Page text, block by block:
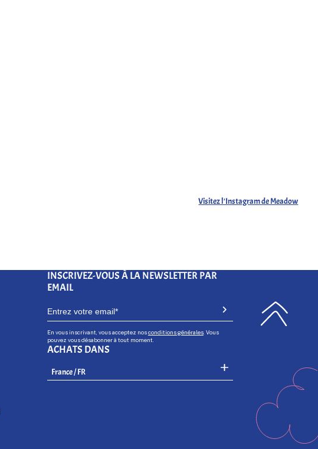
Visitez l'Instagram de Meadow
INSCRIVEZ-VOUS À LA NEWSLETTER PAR
EMAIL
En vous inscrivant, vous acceptez nosconditions générales. Vous
pouvez vous désabonner à tout moment.
ACHATS DANS
Select Your Region:
France / FR